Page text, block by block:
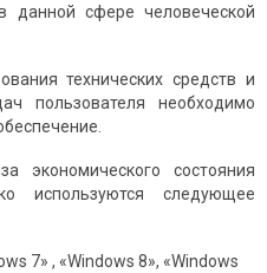
данной сфере человеческой
технических средств и
пользователя необходимо
экономического состояния
используются следующее
7» , «Windows 8», «Windows